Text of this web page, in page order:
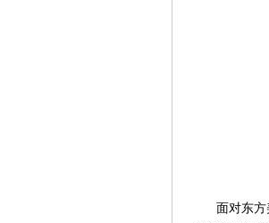
面对东